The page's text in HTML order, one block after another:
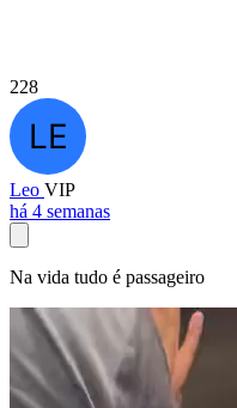
228
Leo VIP
há 4 semanas
Na vida tudo é passageiro